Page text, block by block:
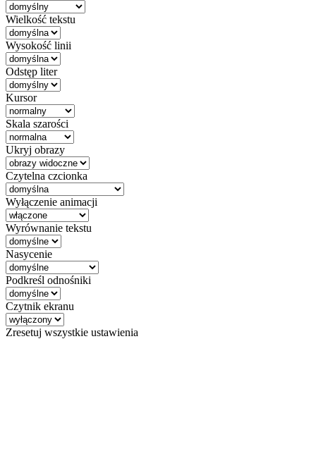
Wielkość tekstu
Wysokość linii
Odstęp liter
Kursor
Skala szarości
Ukryj obrazy
Czytelna czcionka
Wyłączenie animacji
Wyrównanie tekstu
Nasycenie
Podkreśl odnośniki
Czytnik ekranu
Zresetuj wszystkie ustawienia